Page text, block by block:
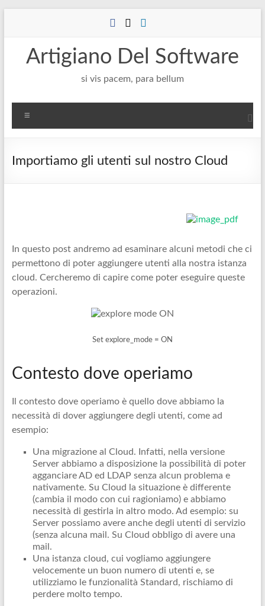
Artigiano Del Software
si vis pacem, para bellum
Importiamo gli utenti sul nostro Cloud
In questo post andremo ad esaminare alcuni metodi che ci
permettono di poter aggiungere utenti alla nostra istanza
cloud. Cercheremo di capire come poter eseguire queste
operazioni.
Set explore_mode = ON
Contesto dove operiamo
Il contesto dove operiamo è quello dove abbiamo la
necessità di dover aggiungere degli utenti, come ad
esempio:
Una migrazione al Cloud. Infatti, nella versione
Server abbiamo a disposizione la possibilità di poter
agganciare AD ed LDAP senza alcun problema e
nativamente. Su Cloud la situazione è differente
(cambia il modo con cui ragioniamo) e abbiamo
necessità di gestirla in altro modo. Ad esempio: su
Server possiamo avere anche degli utenti di servizio
(senza alcuna mail. Su Cloud obbligo di avere una
mail.
Una istanza cloud, cui vogliamo aggiungere
velocemente un buon numero di utenti e, se
utilizziamo le funzionalità Standard, rischiamo di
perdere molto tempo.